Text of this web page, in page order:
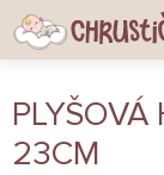
Přejít
na
obsah
23CM